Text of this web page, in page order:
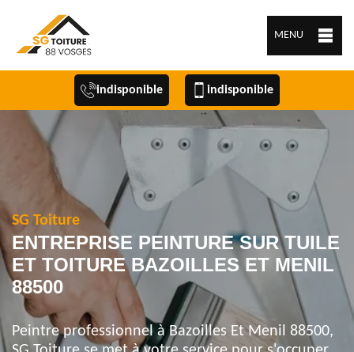
MENU
indisponible indisponible
SG Toiture
ENTREPRISE PEINTURE SUR TUILE
ET TOITURE BAZOILLES ET MENIL
88500
Peintre professionnel à Bazoilles Et Menil 88500,